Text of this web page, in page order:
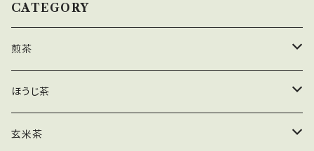
CATEGORY
煎茶
茶葉
ティーバッグ
ほうじ茶
茶葉
玄米茶